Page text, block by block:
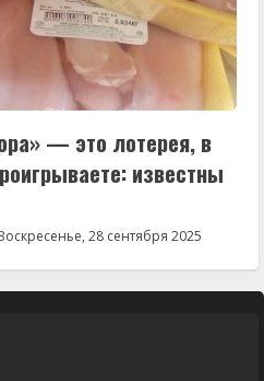
— это лотерея, в
известны
28 сентября 2025